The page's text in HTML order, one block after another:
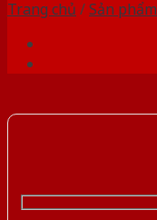
Trang chủ /Sản phẩm